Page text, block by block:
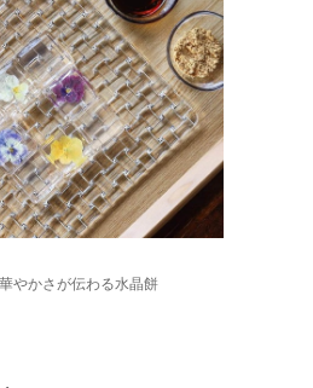
やかさが伝わる水晶餅